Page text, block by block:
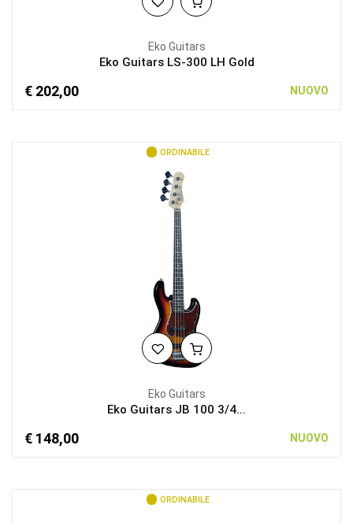
Eko Guitars
Eko Guitars LS-300 LH Gold
€ 202,00 NUOVO
ORDINABILE
Eko Guitars
Eko Guitars JB 100 3/4...
€ 148,00 NUOVO
ORDINABILE